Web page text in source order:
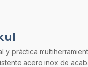
y práctica
acero inox de